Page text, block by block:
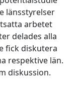
länsstyrelser
arbetet
delades alla
fick diskutera
respektive län.
diskussion.